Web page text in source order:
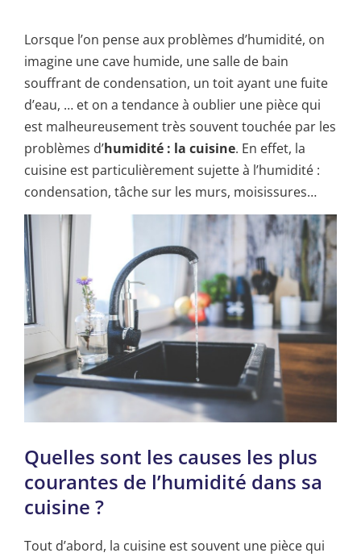
Lorsque l’on pense aux problèmes d’humidité, on
imagine une cave humide, une salle de bain
souffrant de condensation, un toit ayant une fuite
d’eau, … et on a tendance à oublier une pièce qui
est malheureusement très souvent touchée par les
problèmes d’humidité : la cuisine. En effet, la
cuisine est particulièrement sujette à l’humidité :
condensation, tâche sur les murs, moisissures…
Quelles sont les causes les plus
courantes de l’humidité dans sa
cuisine ?
Tout d’abord, la cuisine est souvent une pièce qui